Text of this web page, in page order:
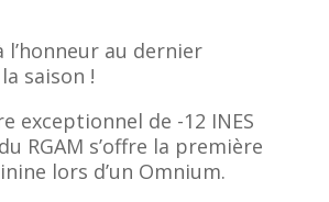
l’honneur au dernier
saison !
exceptionnel de -12 INES
RGAM s’offre la première
lors d’un Omnium.